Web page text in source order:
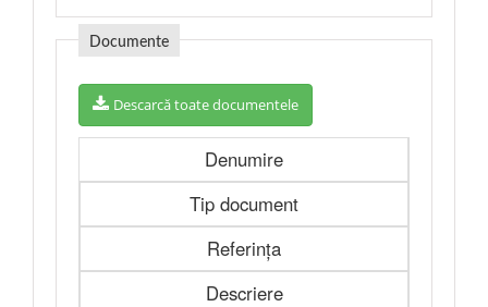
Documente
Descarcă toate documentele
Denumire
Tip document
Referința
Descriere